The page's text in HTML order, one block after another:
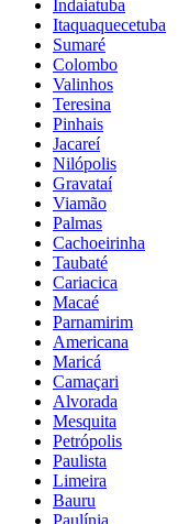
Indaiatuba
Itaquaquecetuba
Sumaré
Colombo
Valinhos
Teresina
Pinhais
Jacareí
Nilópolis
Gravataí
Viamão
Palmas
Cachoeirinha
Taubaté
Cariacica
Macaé
Parnamirim
Americana
Maricá
Camaçari
Alvorada
Mesquita
Petrópolis
Paulista
Limeira
Bauru